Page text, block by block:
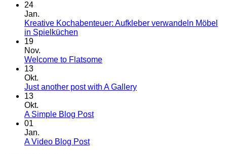
24
Jan.
Kreative Kochabenteuer: Aufkleber verwandeln Möbel
in Spielküchen
19
Nov.
Welcome to Flatsome
13
Okt.
Just another post with A Gallery
13
Okt.
A Simple Blog Post
01
Jan.
A Video Blog Post